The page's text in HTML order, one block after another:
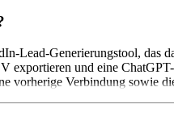
Lead-Generierungstool, das
exportieren und eine
vorherige Verbindung sowie